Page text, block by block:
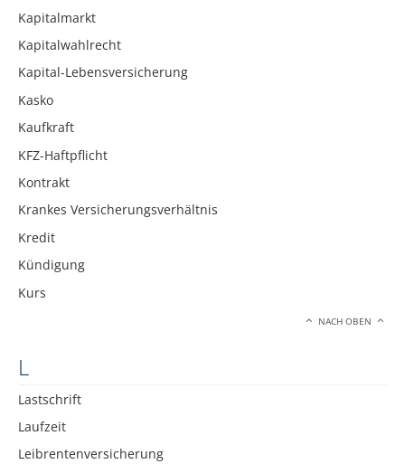
Kapitalmarkt
Kapitalwahlrecht
Kapital-Lebensversicherung
Kasko
Kaufkraft
KFZ-Haftpflicht
Kontrakt
Krankes Versicherungsverhältnis
Kredit
Kündigung
Kurs
NACH OBEN
L
Lastschrift
Laufzeit
Leibrentenversicherung